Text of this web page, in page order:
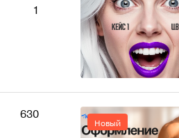
1
630
Новый